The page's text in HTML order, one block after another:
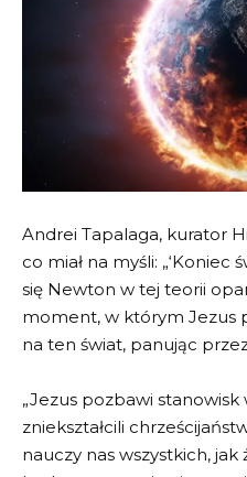
Andrei Tapalaga, kurator
co miał na myśli: „‘Koniec
się Newton w tej teorii
moment, w którym Jezus
na ten świat, panując
„Jezus pozbawi stanowisk
zniekształcili
nauczy nas wszystkich,